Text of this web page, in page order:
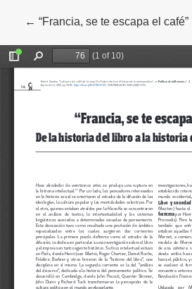
←Volver a los detalles del artículo
“Francia, se te escapa el café”